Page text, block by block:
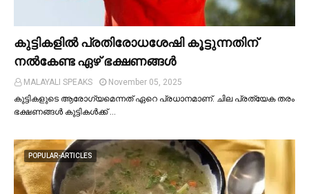
കുട്ടികളില്‍ പ്രതിരോധശേഷി കൂട്ടുന്നതിന്
നല്‍കേണ്ട ഏഴ് ഭക്ഷണങ്ങള്‍
MALAYALI SPEAKS
November 05, 2025
കുട്ടികളുടെ ആരോഗ്യമെന്നത് ഏറെ പ്രധാനമാണ്. ചില പ്രത്യേക തരം
ഭക്ഷണങ്ങള്‍ കുട്ടികള്‍ക്ക് …
POPULAR-ARTICLES